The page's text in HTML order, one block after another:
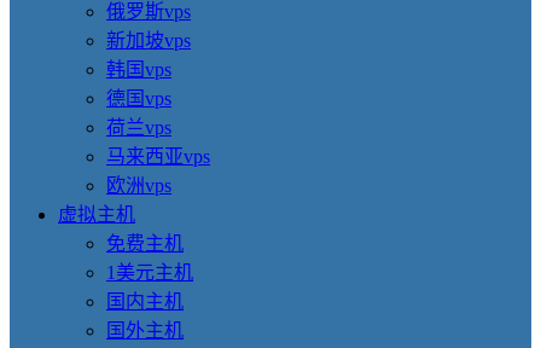
俄罗斯vps
新加坡vps
韩国vps
德国vps
荷兰vps
马来西亚vps
欧洲vps
虚拟主机
免费主机
1美元主机
国内主机
国外主机